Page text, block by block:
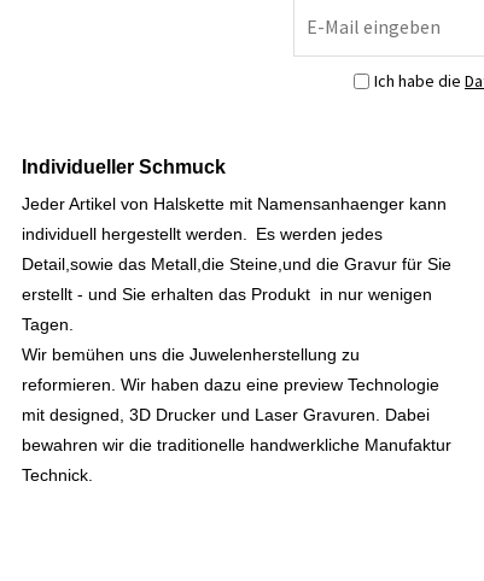
Ich habe die
Individueller Schmuck
Jeder Artikel von Halskette mit Namensanhaenger kann
individuell hergestellt werden.
Es werden jedes
Detail,sowie das Metall,die Steine,und die Gravur für Sie
erstellt - und Sie erhalten das Produkt in nur wenigen
Tagen.
Wir bemühen uns die Juwelenherstellung zu
reformieren. Wir haben dazu eine preview Technologie
mit designed, 3D Drucker und Laser Gravuren. Dabei
bewahren wir die traditionelle handwerkliche Manufaktur
Technick.